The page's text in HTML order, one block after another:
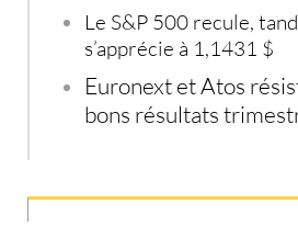
Le S&P 500 recule,
s’apprécie à 1,1431 $
EuronextetAtos
bons résultats